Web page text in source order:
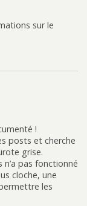
sur le
!
posts et cherche
grise.
n’a pas fonctionné
cloche, une
les